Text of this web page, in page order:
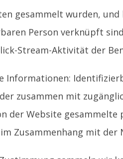
gesammelt wurden,
Person verknüpft
Stream-Aktivität der
Informationen:
zusammen mit
der Website
Zusammenhang mit der